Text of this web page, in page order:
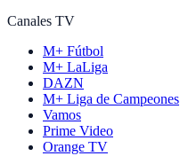
Canales TV
M+ Fútbol
M+ LaLiga
DAZN
M+ Liga de Campeones
Vamos
Prime Video
Orange TV